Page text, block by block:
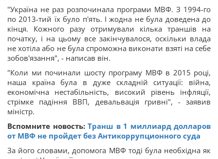
"Україна не раз розпочинала програми МВФ. З 1994-го
по 2013-тий їх було п'ять. І жодна не була доведена до
кінця. Кожного разу отримували кілька траншів на
початку, і на цьому все закінчувалося, оскільки влада
не хотіла або не була спроможна виконати взяті на себе
зобов'язання", - написав він.
"Коли ми починали шосту програму МВФ в 2015 році,
наша країна була в дуже складній ситуації: війна,
економічна нестабільність, високий рівень інфляції,
стрімке падіння ВВП, девальвація гривні", - заявив
міністр.
Вспомните новость: Транш в 1 миллиард долларов
от МВФ не пройдет без Антикоррупционного суда
За його словами, допомога МВФ тоді була необхідна як